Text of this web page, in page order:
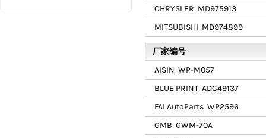
CHRYSLER MD975913
MITSUBISHI MD974899
厂家编号
AISIN WP-M057
BLUE PRINT ADC49137
FAI AutoParts WP2596
GMB GWM-70A